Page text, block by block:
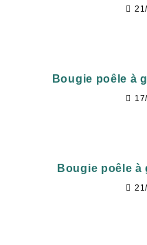
Bougie poêle à
Bougie poêle à